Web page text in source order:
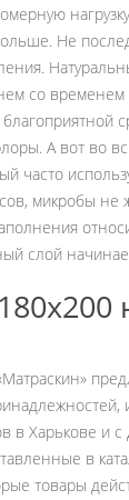
Не
со временем
благоприятной
А вот во
часто
микробы не
слой
в Харькове и
в
товары